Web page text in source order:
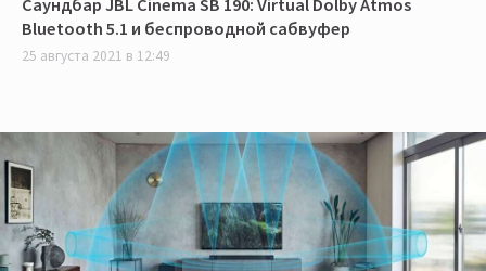
Саундбар JBL Cinema SB 190: Virtual Dolby Atmos
Bluetooth 5.1 и беспроводной сабвуфер
25 августа 2021 в 12:49